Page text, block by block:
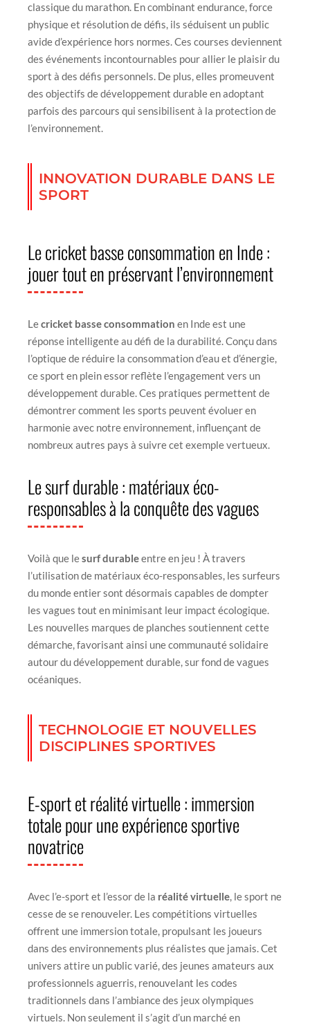
classique du marathon. En combinant endurance, force
physique et résolution de défis, ils séduisent un public
avide d’expérience hors normes. Ces courses deviennent
des événements incontournables pour allier le plaisir du
sport à des défis personnels. De plus, elles promeuvent
des objectifs de développement durable en adoptant
parfois des parcours qui sensibilisent à la protection de
l’environnement.
INNOVATION DURABLE DANS LE
SPORT
Le cricket basse consommation en Inde :
jouer tout en préservant l’environnement
Lecricket basse consommation en Inde est une
réponse intelligente au défi de la durabilité. Conçu dans
l’optique de réduire la consommation d’eau et d’énergie,
ce sport en plein essor reflète l’engagement vers un
développement durable. Ces pratiques permettent de
démontrer comment les sports peuvent évoluer en
harmonie avec notre environnement, influençant de
nombreux autres pays à suivre cet exemple vertueux.
Le surf durable : matériaux éco-
responsables à la conquête des vagues
Voilà que lesurf durableentre en jeu ! À travers
l’utilisation de matériaux éco-responsables, les surfeurs
du monde entier sont désormais capables de dompter
les vagues tout en minimisant leur impact écologique.
Les nouvelles marques de planches soutiennent cette
démarche, favorisant ainsi une communauté solidaire
autour du développement durable, sur fond de vagues
océaniques.
TECHNOLOGIE ET NOUVELLES
DISCIPLINES SPORTIVES
E-sport et réalité virtuelle : immersion
totale pour une expérience sportive
novatrice
Avec l’e-sport et l’essor de la réalité virtuelle , le sport ne
cesse de se renouveler. Les compétitions virtuelles
offrent une immersion totale, propulsant les joueurs
dans des environnements plus réalistes que jamais. Cet
univers attire un public varié, des jeunes amateurs aux
professionnels aguerris, renouvelant les codes
traditionnels dans l’ambiance des jeux olympiques
virtuels. Non seulement il s’agit d’un marché en